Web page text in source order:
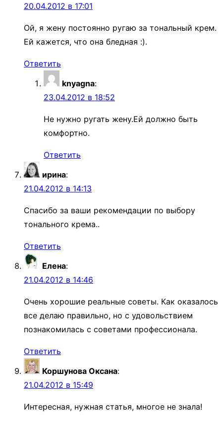
20.04.2012 в 17:01
Ой, я жену постоянно ругаю за тональный крем.
Ей кажется, что она бледная :).
Ответить
knyagna:
23.04.2012 в 18:52
Не нужно ругать жену.Ей должно быть
комфортно.
Ответить
ирина:
21.04.2012 в 14:13
Спасибо за ваши рекомендации по выбору
тонального крема..
Ответить
Елена:
21.04.2012 в 14:46
Очень хорошие реальные советы. Как оказалось
все делаю правильно, но с удовольствием
познакомилась с советами профессионала.
Ответить
Коршунова Оксана:
21.04.2012 в 15:49
Интересная, нужная статья, многое не знала!